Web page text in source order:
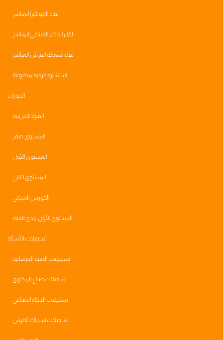
لقاء الموناليزا المباشر
لقاء الذكاء الصناعي المباشر
لقاء اسماك القرش المباشر
استشاره فرديه مدفوعة
الدورات
الفترة التجريبية
المستوى صفر
المستوى الأول
المستوى الثاني
الكورس المجاني
المستوى الأول مدى الحياه
تسجيلات الأسئلة
تسجيلات الصبة الخرسانية
تسجيلات صناع المحتوى
تسجيلات الذكاء الصناعي
تسجيلات اسماك القرش